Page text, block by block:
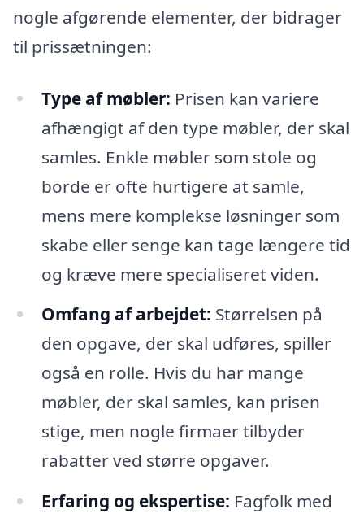
nogle afgørende elementer, der bidrager
til prissætningen:
Type af møbler: Prisen kan variere
afhængigt af den type møbler, der skal
samles. Enkle møbler som stole og
borde er ofte hurtigere at samle,
mens mere komplekse løsninger som
skabe eller senge kan tage længere tid
og kræve mere specialiseret viden.
Omfang af arbejdet: Størrelsen på
den opgave, der skal udføres, spiller
også en rolle. Hvis du har mange
møbler, der skal samles, kan prisen
stige, men nogle firmaer tilbyder
rabatter ved større opgaver.
Erfaring og ekspertise: Fagfolk med